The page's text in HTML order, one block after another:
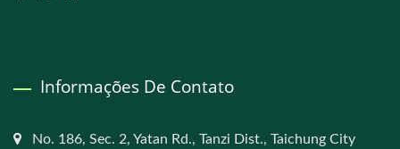
Informações De Contato
No. 186, Sec. 2, Yatan Rd., Tanzi Dist., Taichung City